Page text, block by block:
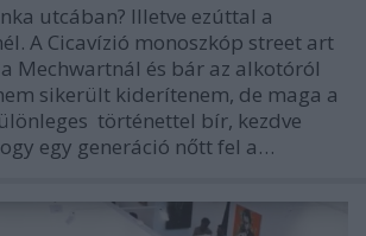
utcában? Illetve ezúttal a
A Cicavízió monoszkóp street art
Mechwartnál és bár az alkotóról
sikerült kiderítenem, de maga a
történettel bír, kezdve
egy generáció nőtt fel a…